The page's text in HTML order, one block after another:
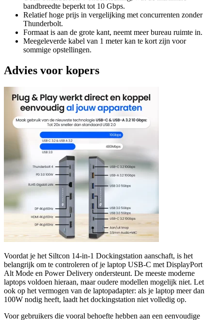
bandbreedte beperkt tot 10 Gbps.
Relatief hoge prijs in vergelijking met concurrenten zonder
Thunderbolt.
Formaat is aan de grote kant, neemt meer bureau ruimte in.
Meegeleverde kabel van 1 meter kan te kort zijn voor
sommige opstellingen.
Advies voor kopers
Voordat je het Siltcon 14-in-1 Dockingstation aanschaft, is het
belangrijk om te controleren of je laptop USB-C met DisplayPort
Alt Mode en Power Delivery ondersteunt. De meeste moderne
laptops voldoen hieraan, maar oudere modellen mogelijk niet. Let
ook op het vermogen van de laptopadapter: als je laptop meer dan
100W nodig heeft, laadt het dockingstation niet volledig op.
Voor gebruikers die vooral behoefte hebben aan een eenvoudige